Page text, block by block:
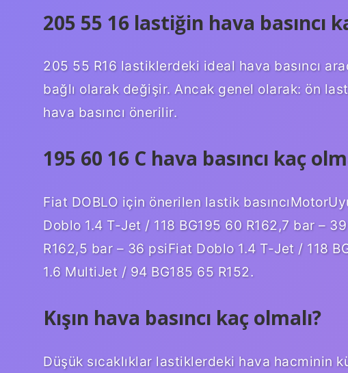
205 55 16 lastiğin hava basıncı
205 55 R16 lastiklerdeki ideal hava basıncı
bağlı olarak değişir. Ancak genel olarak: ön
hava basıncı önerilir.
195 60 16 C hava basıncı kaç
Fiat DOBLO için önerilen lastik
Doblo 1.4 T-Jet / 118 BG195 60 R162,7 bar –
R162,5 bar – 36 psiFiat Doblo 1.4 T-Jet / 118
1.6 MultiJet / 94 BG185 65 R152.
Kışın hava basıncı kaç olmalı?
Düşük sıcaklıklar lastiklerdeki hava hacminin